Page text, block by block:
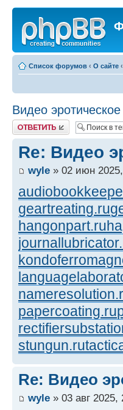
Список форумов ‹ О сайте ‹
Видео эротическое
Ответить
Re: Видео
wyle » 02 июн
geartreating.ru
hangonpart.ru
papercoating.ru
stungun.ru
Re: Видео
wyle » 03 авг 2025,